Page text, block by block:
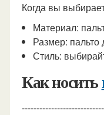
Когда вы
Материал:
Размер:
Стиль:
Как носить